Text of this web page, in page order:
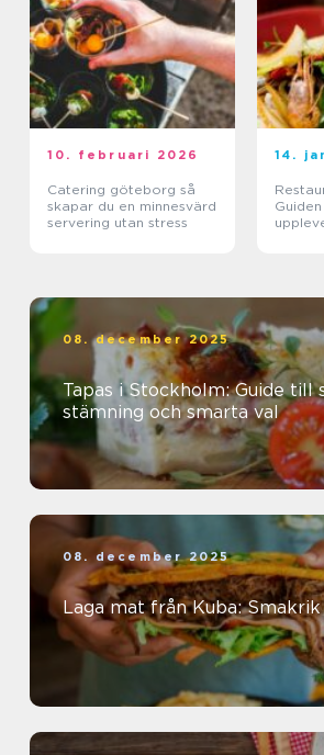
10. februari 2026
Catering göteborg så
skapar du en minnesvärd
servering utan stress
14.
08. december 2025
Tapas i Stockholm: Guide till
stämning och smarta val
08. december 2025
Laga mat från Kuba: